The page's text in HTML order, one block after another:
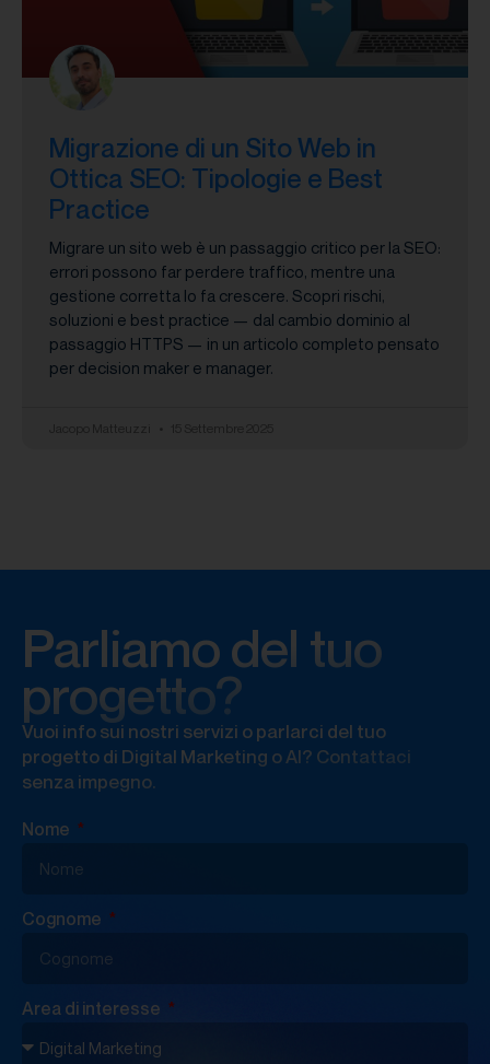
Migrazione di un Sito Web in
Ottica SEO: Tipologie e Best
Practice
Migrare un sito web è un passaggio critico per la SEO:
errori possono far perdere traffico, mentre una
gestione corretta lo fa crescere. Scopri rischi,
soluzioni e best practice — dal cambio dominio al
passaggio HTTPS — in un articolo completo pensato
per decision maker e manager.
Parliamo del tuo
progetto?
Vuoi info sui nostri servizi o parlarci del tuo
progetto di Digital Marketing o AI? Contattaci
senza impegno.
Nome
Cognome
Area di interesse